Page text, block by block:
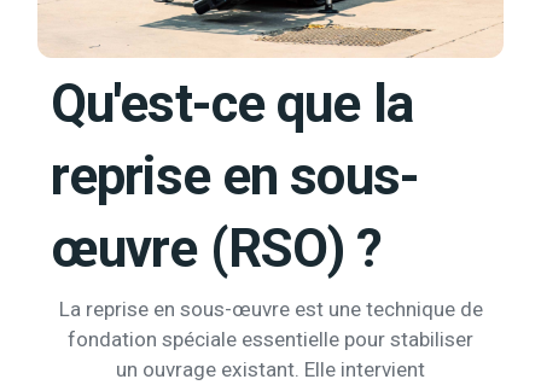
Qu'est-ce que la
reprise en sous-
œuvre (RSO) ?
La reprise en sous-œuvre est une technique de
fondation spéciale essentielle pour stabiliser
un ouvrage existant. Elle intervient